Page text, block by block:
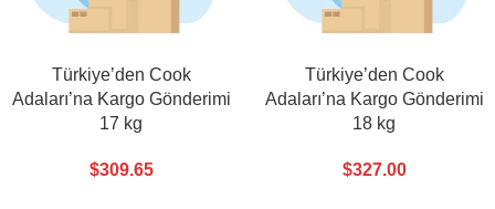
Türkiye’den Cook
Adaları’na Kargo Gönderimi
17 kg
$309.65
Türkiye’den Cook
Adaları’na Kargo Gönderimi
18 kg
$327.00